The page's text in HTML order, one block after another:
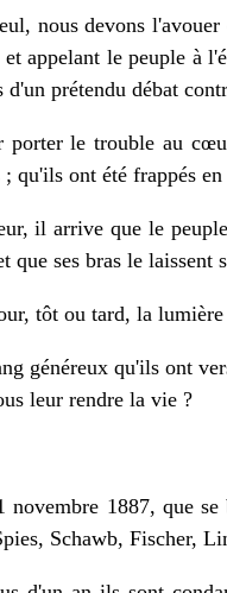
nous devons
et appelant le peuple à
d'un prétendu débat
porter le trouble au
; qu'ils ont été frappés
il arrive que le
que ses bras le laissent
tôt ou tard, la lumière
généreux qu'ils ont
leur rendre la vie ?
novembre 1887, que
Schawb, Fischer,